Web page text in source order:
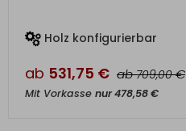
Holz konfigurierbar
ab 531,75 € ab 709,00€
Mit Vorkasse nur478,58€